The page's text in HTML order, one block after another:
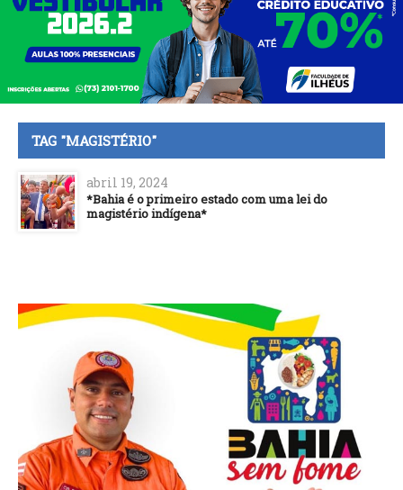
TAG "MAGISTÉRIO"
abril 19, 2024
*Bahia é o primeiro estado com uma lei do
magistério indígena*